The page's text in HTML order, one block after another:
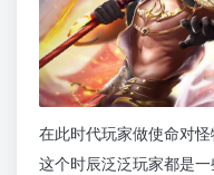
在此时代玩家做使命对
这个时辰泛泛玩家都是